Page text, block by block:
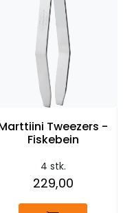
Tweezers -
Fiskebein
4 stk.
229,00